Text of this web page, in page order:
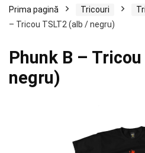
Prima pagină Tricouri
– Tricou TSLT2 (alb / negru)
Phunk B –
negru)